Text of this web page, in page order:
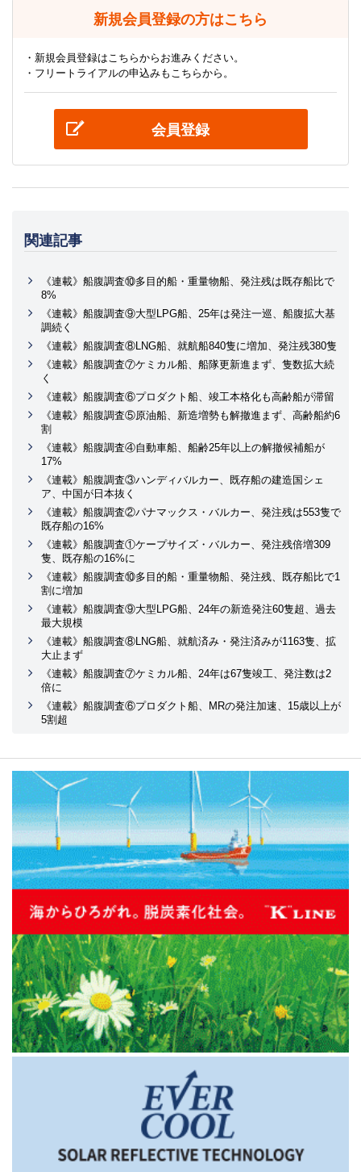
新規会員登録の方はこちら
・新規会員登録はこちらからお進みください。
・フリートライアルの申込みもこちらから。
会員登録
関連記事
《連載》船腹調査⑩多目的船・重量物船、発注残は既存船比で
8%
《連載》船腹調査⑨大型LPG船、25年は発注一巡、船腹拡大基
調続く
《連載》船腹調査⑧LNG船、就航船840隻に増加、発注残380隻
《連載》船腹調査⑦ケミカル船、船隊更新進まず、隻数拡大続
く
《連載》船腹調査⑥プロダクト船、竣工本格化も高齢船が滞留
《連載》船腹調査⑤原油船、新造増勢も解撤進まず、高齢船約6
割
《連載》船腹調査④自動車船、船齢25年以上の解撤候補船が
17%
《連載》船腹調査③ハンディバルカー、既存船の建造国シェ
ア、中国が日本抜く
《連載》船腹調査②パナマックス・バルカー、発注残は553隻で
既存船の16%
《連載》船腹調査①ケープサイズ・バルカー、発注残倍増309
隻、既存船の16%に
《連載》船腹調査⑩多目的船・重量物船、発注残、既存船比で1
割に増加
《連載》船腹調査⑨大型LPG船、24年の新造発注60隻超、過去
最大規模
《連載》船腹調査⑧LNG船、就航済み・発注済みが1163隻、拡
大止まず
《連載》船腹調査⑦ケミカル船、24年は67隻竣工、発注数は2
倍に
《連載》船腹調査⑥プロダクト船、MRの発注加速、15歳以上が
5割超